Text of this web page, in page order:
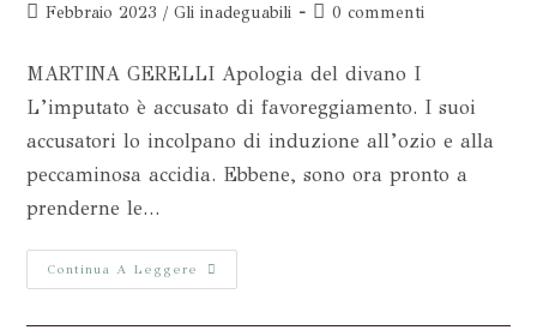
Febbraio 2023 / Gli inadeguabili 0 commenti
MARTINA GERELLI Apologia del divano I
L’imputato è accusato di favoreggiamento. I suoi
accusatori lo incolpano di induzione all’ozio e alla
peccaminosa accidia. Ebbene, sono ora pronto a
prenderne le…
Continua A Leggere